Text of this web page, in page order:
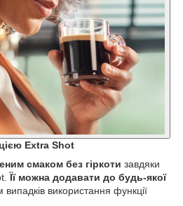
Extra Shot
смаком без гіркоти завдяки
Її можна додавати до будь-якої
випадків використання функції